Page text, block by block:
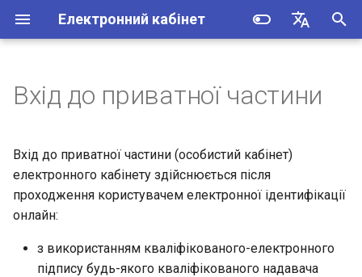
Електронний кабінет
English
i
a
Створення та перегляд
кореспонденції
податкової звітності з
Перегляд стану
Вхід до особистого кабінету
кваліфікованого
електронного підпису
Вхід до особистого кабінету
Вхід до особистого кабінету
Опис API Електронного
Опис API доступу до
ЕК
Опис API доступу до
інформації приватної
Вхід до приватної частини
Вхід до приватної частини (особистий кабінет)
електронного кабінету здійснюється після
проходження користувачем електронної ідентифікації
онлайн:
з використанням кваліфікованого-електронного
підпису будь-якого кваліфікованого надавача